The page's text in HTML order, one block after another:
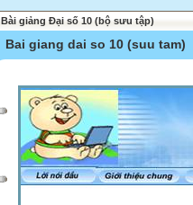
Bài giảng Đại số 10 (bộ sưu tập)
Bai giang dai so 10 (suu tam)